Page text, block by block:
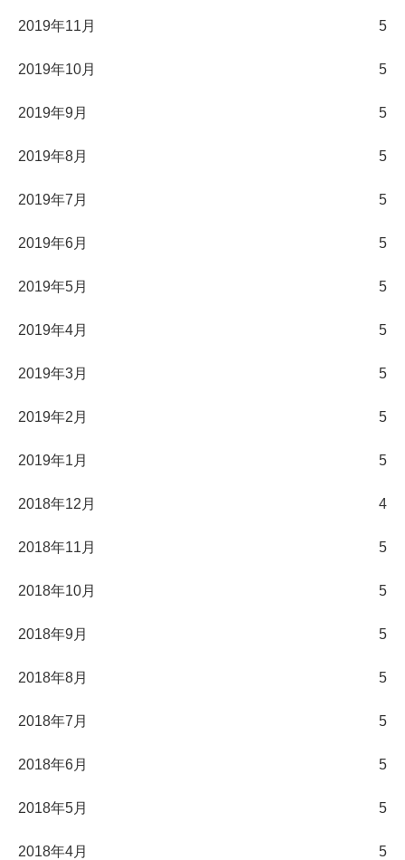
2019年11月 5
2019年10月 5
2019年9月 5
2019年8月 5
2019年7月 5
2019年6月 5
2019年5月 5
2019年4月 5
2019年3月 5
2019年2月 5
2019年1月 5
2018年12月 4
2018年11月 5
2018年10月 5
2018年9月 5
2018年8月 5
2018年7月 5
2018年6月 5
2018年5月 5
2018年4月 5